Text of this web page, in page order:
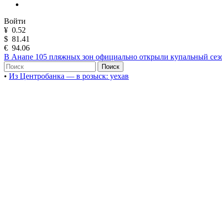
Войти
¥ 0.52
$ 81.41
€ 94.06
В Анапе 105 пляжных зон официально открыли купальный
Поиск
• Из Центробанка — в розыск: уехав